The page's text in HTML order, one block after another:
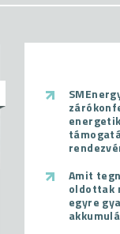
Amit
oldottak
egyre